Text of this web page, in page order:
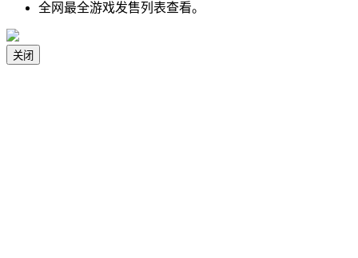
全网最全游戏发售列表查看。
关闭